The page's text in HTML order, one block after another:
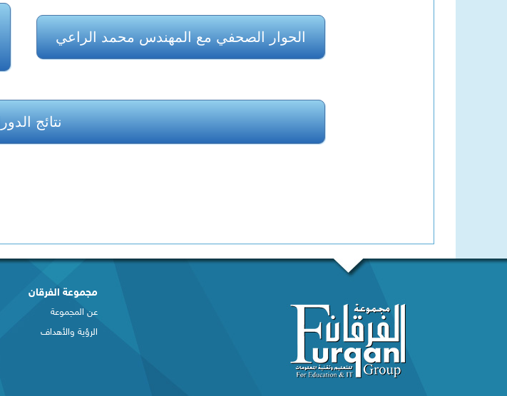
الحوار الصحفي مع المهندس محمد الراعي
نتائج
مجموعة الفرقان
عن المجموعة
الرؤية والأهداف